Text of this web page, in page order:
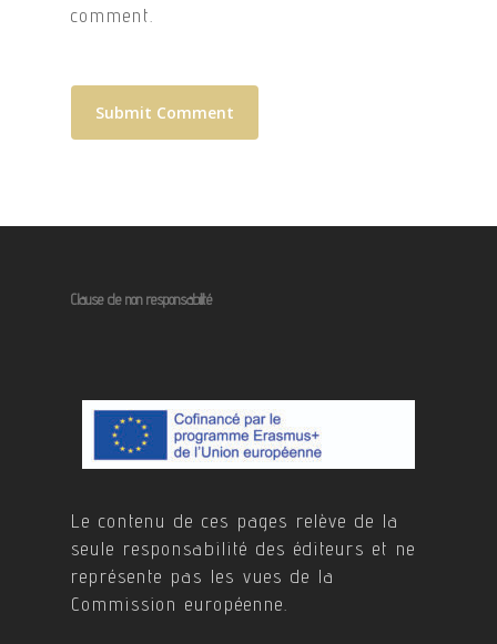
comment.
Clause de non responsabilité
Le contenu de ces pages relève de la
seule responsabilité des éditeurs et ne
représente pas les vues de la
Commission européenne.